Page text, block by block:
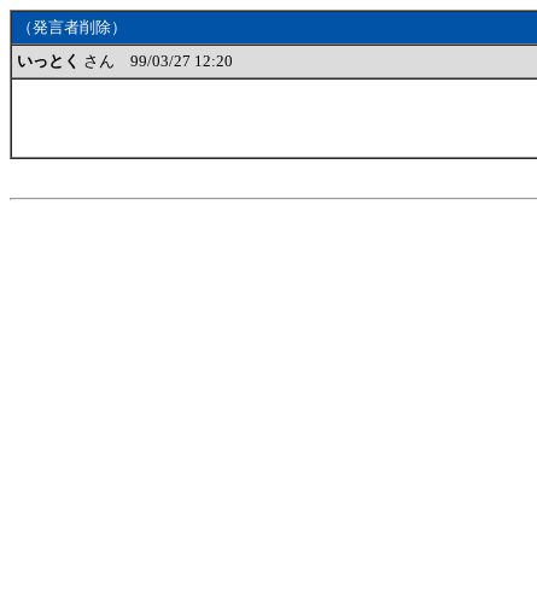
（発言者削除）
いっとく さん 99/03/27 12:20